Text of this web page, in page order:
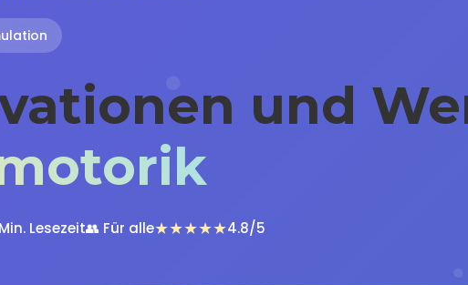
und
Lesezeit👥 Für alle★★★★★4.8/5